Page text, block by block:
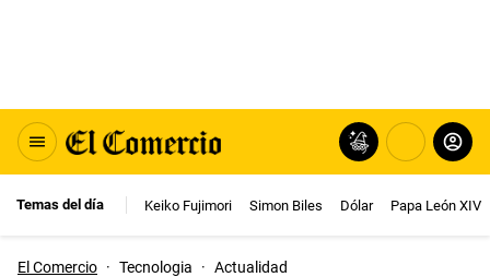
Temas del día Keiko Fujimori Simon Biles Dólar Papa León XIV
El Comercio · Tecnologia · Actualidad